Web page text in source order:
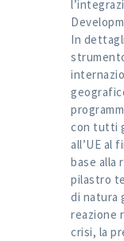
In
con tutti
all’UE al
base alla
pilastro
di natura
reazione
crisi, la